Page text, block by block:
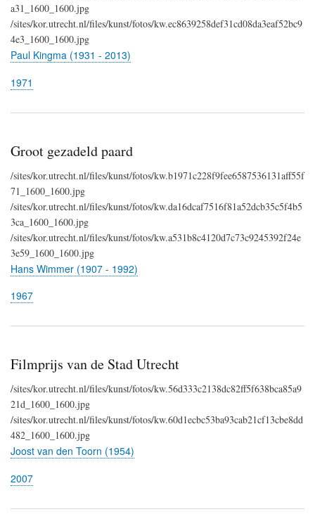
a31_1600_1600.jpg
/sites/kor.utrecht.nl/files/kunst/fotos/kw.ec8639258def31cd08da3eaf52bc9
4e3_1600_1600.jpg
Paul Kingma (1931 - 2013)
1971
Groot gezadeld paard
/sites/kor.utrecht.nl/files/kunst/fotos/kw.b1971c228f9fee6587536131aff55f
71_1600_1600.jpg
/sites/kor.utrecht.nl/files/kunst/fotos/kw.da16dcaf7516f81a52dcb35c5f4b5
3ca_1600_1600.jpg
/sites/kor.utrecht.nl/files/kunst/fotos/kw.a531b8c4120d7c73c9245392f24e
3e59_1600_1600.jpg
Hans Wimmer (1907 - 1992)
1967
Filmprijs van de Stad Utrecht
/sites/kor.utrecht.nl/files/kunst/fotos/kw.56d333c2138dc82ff5f638bca85a9
21d_1600_1600.jpg
/sites/kor.utrecht.nl/files/kunst/fotos/kw.60d1ecbc53ba93cab21cf13cbe8dd
482_1600_1600.jpg
Joost van den Toorn (1954)
2007